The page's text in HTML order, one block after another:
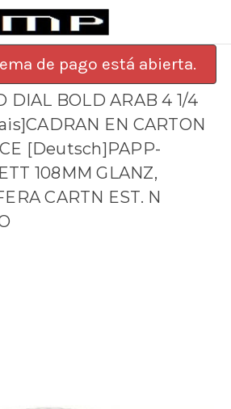
de pago está abierta.
DIAL BOLD ARAB 4 1/4
EN CARTON
[Deutsch]PAPP-
108MM GLANZ,
CARTN EST. N